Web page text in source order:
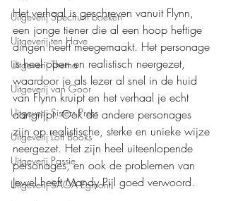
Uitgeverij Spectrum boeken
Uitgeverij ten Have
Uitgeverij Thema
Uitgeverij van Goor
Uitgeverij Sisters Press
Uitgeverij Loft Books
Uitgeverij Passie
Uitgeverij SAGA Egmont
Het verhaal is geschreven vanuit Flynn,
een jonge tiener die al een hoop heftige
dingen heeft meegemaakt. Het personage
is heel open en realistisch neergezet,
waardoor je als lezer al snel in de huid
van Flynn kruipt en het verhaal je echt
aangrijpt. Ook de andere personages
zijn op realistische, sterke en unieke wijze
neergezet. Het zijn heel uiteenlopende
personages, en ook de problemen van
Jewel heeft Mandy Pijl goed verwoord.